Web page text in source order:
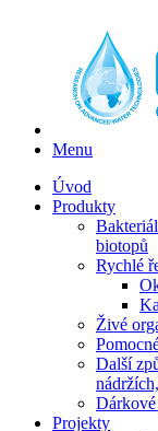
Menu
Úvod
Produkty
biotopů
Rychlé
Živé
Další
Projekty